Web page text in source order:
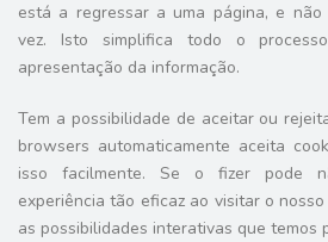
está a regressar a uma página, e
vez. Isto simplifica todo o
apresentação da informação.
Tem a possibilidade de aceitar ou
browsers automaticamente aceita
isso facilmente. Se o fizer pode
experiência tão eficaz ao visitar o
as possibilidades interativas que temos